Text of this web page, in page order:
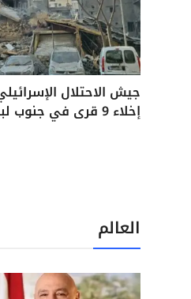
جيش الاحتلال
إخلاء 9 قرى في جنوب لبنان
العالم